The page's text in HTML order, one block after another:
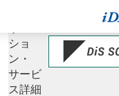
ショ
ン・
サービ
ス詳細